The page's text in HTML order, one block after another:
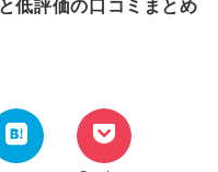
低評価の口コミまとめ